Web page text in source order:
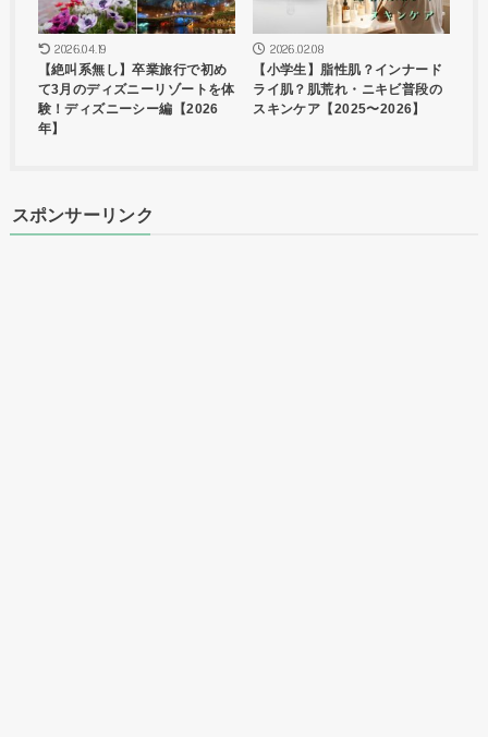
2026.04.19
【絶叫系無し】卒業旅行で初め
て3月のディズニーリゾートを体
験！ディズニーシー編【2026
年】
2026.02.08
【小学生】脂性肌？インナード
ライ肌？肌荒れ・ニキビ普段の
スキンケア【2025〜2026】
スポンサーリンク